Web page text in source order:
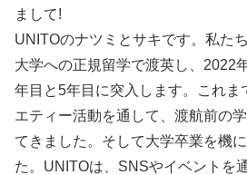
まして!
UNITOのナツミとサキです。私た
大学への正規留学で渡英し、2022
年目と5年目に突入します。これま
エティー活動を通して、渡航前の
てきました。そして大学卒業を機
た。UNITOは、SNSやイベントを